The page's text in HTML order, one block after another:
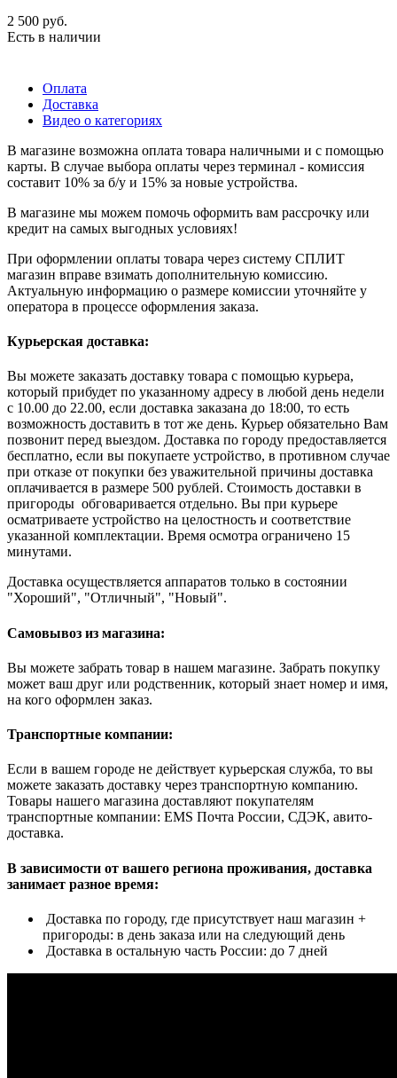
2 500 руб.
Есть в наличии
Оплата
Доставка
Видео о категориях
В магазине возможна оплата товара наличными и с помощью
карты. В случае выбора оплаты через терминал - комиссия
составит 10% за б/у и 15% за новые устройства.
В магазине мы можем помочь оформить вам рассрочку или
кредит на самых выгодных условиях!
При оформлении оплаты товара через систему СПЛИТ
магазин вправе взимать дополнительную комиссию.
Актуальную информацию о размере комиссии уточняйте у
оператора в процессе оформления заказа.
Курьерская доставка:
Вы можете заказать доставку товара с помощью курьера,
который прибудет по указанному адресу в любой день недели
с 10.00 до 22.00, если доставка заказана до 18:00, то есть
возможность доставить в тот же день. Курьер обязательно Вам
позвонит перед выездом. Доставка по городу предоставляется
бесплатно, если вы покупаете устройство, в противном случае
при отказе от покупки без уважительной причины доставка
оплачивается в размере 500 рублей. Стоимость доставки в
пригороды обговаривается отдельно. Вы при курьере
осматриваете устройство на целостность и соответствие
указанной комплектации. Время осмотра ограничено 15
минутами.
Доставка осуществляется аппаратов только в состоянии
"Хороший", "Отличный", "Новый".
Самовывоз из магазина:
Вы можете забрать товар в нашем магазине. Забрать покупку
может ваш друг или родственник, который знает номер и имя,
на кого оформлен заказ.
Транспортные компании:
Если в вашем городе не действует курьерская служба, то вы
можете заказать доставку через транспортную компанию.
Товары нашего магазина доставляют покупателям
транспортные компании: EMS Почта России, СДЭК, авито-
доставка.
В зависимости от вашего региона проживания, доставка
занимает разное время:
Доставка по городу, где присутствует наш магазин +
пригороды: в день заказа или на следующий день
Доставка в остальную часть России: до 7 дней